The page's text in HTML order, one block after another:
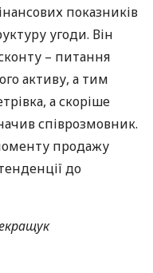
показників
угоди. Він
– питання
активу, а тим
а скоріше
співрозмовник.
продажу
до